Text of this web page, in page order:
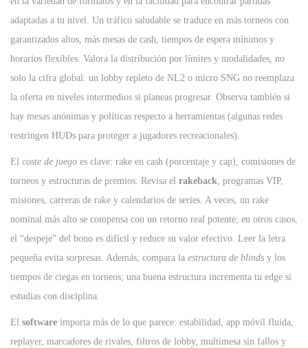
adaptadas a tu nivel. Un tráfico saludable se traduce en más torneos con
garantizados altos, más mesas de cash, tiempos de espera mínimos y
horarios flexibles. Valora la distribución por límites y modalidades, no
solo la cifra global: un lobby repleto de NL2 o micro SNG no reemplaza
la oferta en niveles intermedios si planeas progresar. Observa también si
hay mesas anónimas y políticas respecto a herramientas (algunas redes
restringen HUDs para proteger a jugadores recreacionales).
El coste de juego es clave: rake en cash (porcentaje y cap), comisiones de
torneos y estructuras de premios. Revisa el rakeback, programas VIP,
misiones, carreras de rake y calendarios de series. A veces, un rake
nominal más alto se compensa con un retorno real potente; en otros casos,
el “despeje” del bono es difícil y reduce su valor efectivo. Leer la letra
pequeña evita sorpresas. Además, compara la estructura de blinds y los
tiempos de ciegas en torneos; una buena estructura incrementa tu edge si
estudias con disciplina.
El software importa más de lo que parece: estabilidad, app móvil fluida,
replayer, marcadores de rivales, filtros de lobby, multimesa sin fallos y